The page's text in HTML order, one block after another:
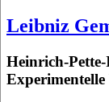
Leibniz
Heinrich-